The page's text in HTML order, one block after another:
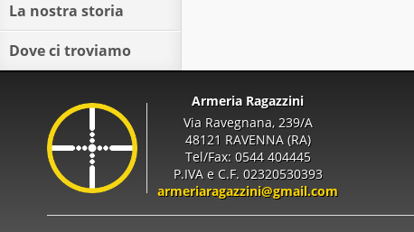
La nostra storia
Dove ci troviamo
Armeria Ragazzini
Via Ravegnana, 239/A
48121 RAVENNA (RA)
Tel/Fax: 0544 404445
P.IVA e C.F. 02320530393
armeriaragazzini@gmail.com